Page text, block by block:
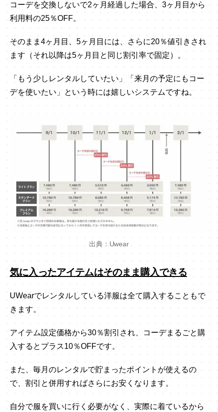
コーデを交換しないで2ヶ月経過した場合、3ヶ月目から
利用料の25％OFF。
そのまま4ヶ月目、5ヶ月目には、さらに20％値引きされ
ます（それ以降は5ヶ月目と同じ割引率で固定）。
「もう少しレンタルしていたい」「来月の予定にもコー
デを使いたい」という時には嬉しいシステムですね。
出典：Uwear
気に入ったアイテムはそのまま購入できる
UWearでレンタルしている洋服は全て購入することもで
きます。
アイテム設定価格から30％割引され、コーデまるごと購
入するとプラス10％OFFです。
また、毎月のレンタルで貯まったポイントが使えるの
で、割引と併用すればさらにお安くなります。
自分で服を買いに行く必要がなく、実際に着ているから